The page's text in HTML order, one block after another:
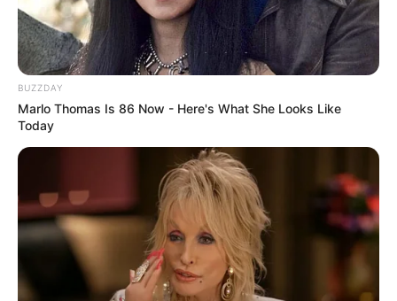
Region Städte Deutschland, einschließlich Wanderkarten
und Straßenkarten, stellen wir auch die Bestseller auf
dem Büchermarkt
vor.
Diese Seite unterstützt die Arbeit an unserem
Reiseführer über Deutschland. Hier gibt es Informationen
zurNotwendigkeit von Werbung
zumTourismusmarketingauf unseren Seiten.
Deutschlandweit Veranstaltung kostenlos
eintragen:
BUZZDAY
Marlo Thomas Is 86 Now - Here's What She Looks Like
Today